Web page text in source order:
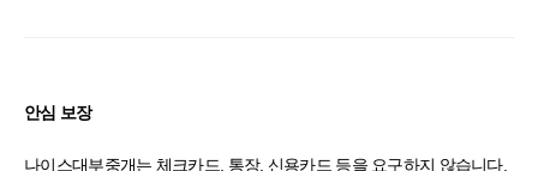
안심 보장
나이스대부중개는 체크카드, 통장, 신용카드 등을 요구하지 않습니다.